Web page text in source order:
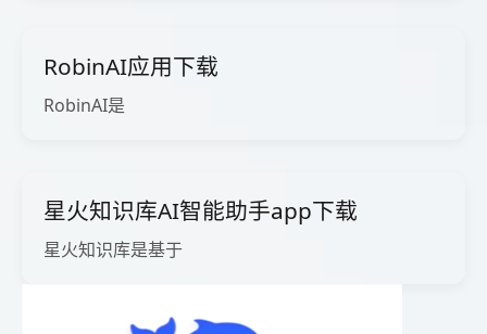
RobinAI应用下载
RobinAI是
星火知识库AI智能助手app下载
星火知识库是基于